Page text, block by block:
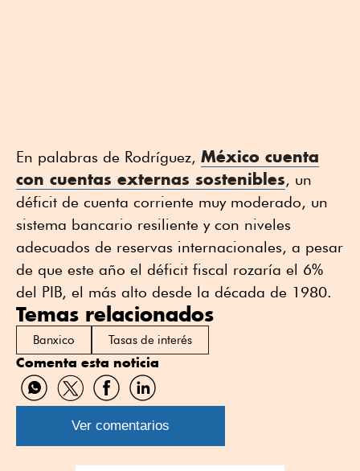
En palabras de Rodríguez, México cuenta
con cuentas externas sostenibles, un
déficit de cuenta corriente muy moderado, un
sistema bancario resiliente y con niveles
adecuados de reservas internacionales, a pesar
de que este año el déficit fiscal rozaría el 6%
del PIB, el más alto desde la década de 1980.
Temas relacionados
Banxico Tasas de interés
Comenta esta noticia
Compartir
por
WhatsApp
Compartir
por
Twitter
Compartir
por
Facebook
Compartir
por
Linkedin
Ver comentarios